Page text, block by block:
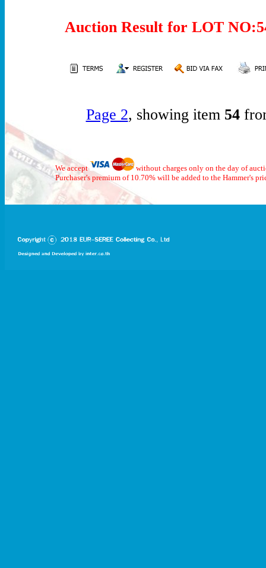
Auction Result for LOT
Page 2, showing item 54
We accept
without charges only on the day of
Purchaser's premium of 10.70% will be added to the Hammer's